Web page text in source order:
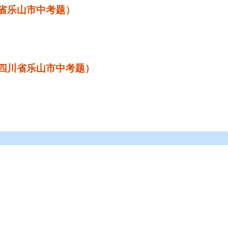
乐山市中考题）
川省乐山市中考题）